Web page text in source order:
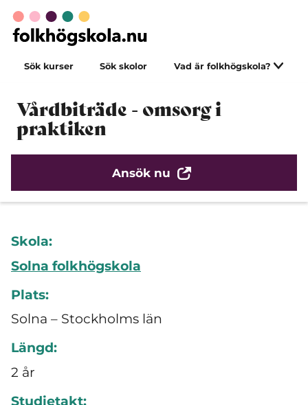
Sök kurser Sök skolor Vad är folkhögskola?
Vårdbiträde - omsorg i
praktiken
Ansök nu
Skola:
Solna folkhögskola
Plats:
Solna – Stockholms län
Längd:
2 år
Studietakt: